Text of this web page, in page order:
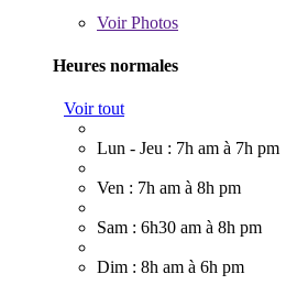
VoirPhotos
Heures normales
Voir tout
Lun - Jeu : 7h am à 7h pm
Ven : 7h am à 8h pm
Sam : 6h30 am à 8h pm
Dim : 8h am à 6h pm